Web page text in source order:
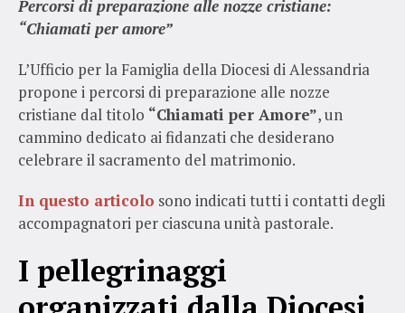
Percorsi di preparazione alle nozze cristiane:
“Chiamati per amore”
L’Ufficio per la Famiglia della Diocesi di Alessandria
propone i percorsi di preparazione alle nozze
cristiane dal titolo “Chiamati per Amore”, un
cammino dedicato ai fidanzati che desiderano
celebrare il sacramento del matrimonio.
In questo articolo sono indicati tutti i contatti degli
accompagnatori per ciascuna unità pastorale.
I pellegrinaggi